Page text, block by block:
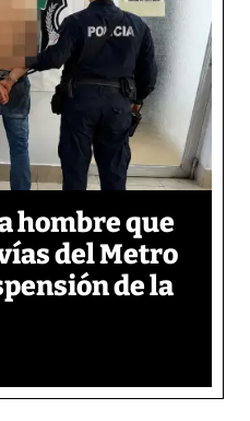
hombre que
del Metro
de la